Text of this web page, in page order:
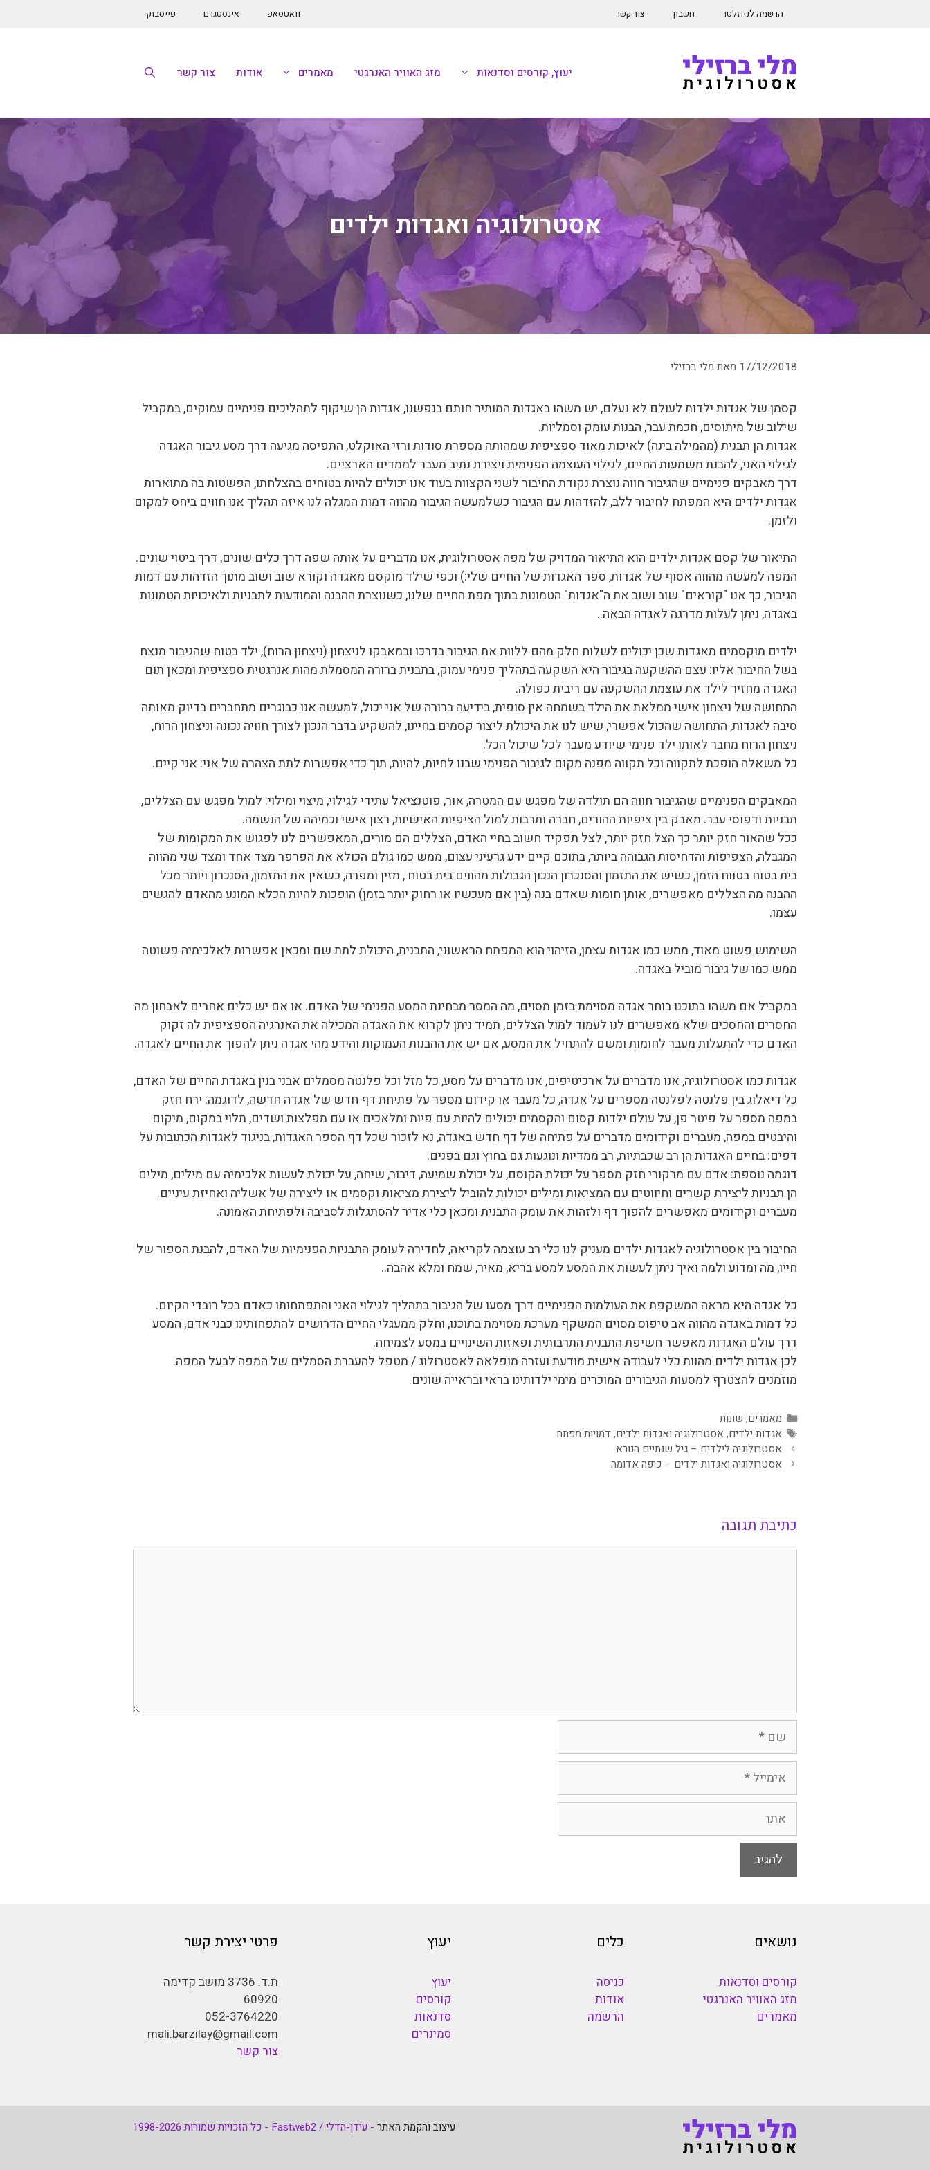
הרשמה לניוזלטר חשבון צור קשר פייסבוק אינסטגרם וואטסאפ
יעוץ, קורסים וסדנאות מזג האוויר האנרגטי מאמרים אודות צור קשר
אסטרולוגיה ואגדות ילדים
17/12/2018 מאת מלי ברזילי
קסמן של אגדות ילדות לעולם לא נעלם, יש משהו באגדות המותיר חותם בנפשנו, אגדות הן שיקוף לתהליכים פנימיים עמוקים, במקביל
שילוב של מיתוסים, חכמת עבר, הבנות עומק וסמליות.
אגדות הן תבנית (מהמילה בינה) לאיכות מאוד ספציפית שמהותה מספרת סודות ורזי האוקלט, התפיסה מגיעה דרך מסע גיבור האגדה
לגילוי האני, להבנת משמעות החיים, לגילוי העוצמה הפנימית ויצירת נתיב מעבר לממדים הארציים.
דרך מאבקים פנימיים שהגיבור חווה נוצרת נקודת החיבור לשני הקצוות בעוד אנו יכולים להיות בטוחים בהצלחתו, הפשטות בה מתוארות
אגדות ילדים היא המפתח לחיבור ללב, להזדהות עם הגיבור כשלמעשה הגיבור מהווה דמות המגלה לנו איזה תהליך אנו חווים ביחס למקום
ולזמן.
התיאור של קסם אגדות ילדים הוא התיאור המדויק של מפה אסטרולוגית, אנו מדברים על אותה שפה דרך כלים שונים, דרך ביטוי שונים.
המפה למעשה מהווה אסוף של אגדות, ספר האגדות של החיים שלי:) וכפי שילד מוקסם מאגדה וקורא שוב ושוב מתוך הזדהות עם דמות
הגיבור, כך אנו "קוראים" שוב ושוב את ה"אגדות" הטמונות בתוך מפת החיים שלנו, כשנוצרת ההבנה והמודעות לתבניות ולאיכויות הטמונות
באגדה, ניתן לעלות מדרגה לאגדה הבאה..
ילדים מוקסמים מאגדות שכן יכולים לשלוח חלק מהם ללוות את הגיבור בדרכו ובמאבקו לניצחון (ניצחון הרוח), ילד בטוח שהגיבור מנצח
בשל החיבור אליו: עצם ההשקעה בגיבור היא השקעה בתהליך פנימי עמוק, בתבנית ברורה המסמלת מהות אנרגטית ספציפית ומכאן תום
האגדה מחזיר לילד את עוצמת ההשקעה עם ריבית כפולה.
התחושה של ניצחון אישי ממלאת את הילד בשמחה אין סופית, בידיעה ברורה של אני יכול, למעשה אנו כבוגרים מתחברים בדיוק מאותה
סיבה לאגדות, התחושה שהכול אפשרי, שיש לנו את היכולת ליצור קסמים בחיינו, להשקיע בדבר הנכון לצורך חוויה נכונה וניצחון הרוח,
ניצחון הרוח מחבר לאותו ילד פנימי שיודע מעבר לכל שיכול הכל.
כל משאלה הופכת לתקווה וכל תקווה מפנה מקום לגיבור הפנימי שבנו לחיות, להיות, תוך כדי אפשרות לתת הצהרה של אני: אני קיים.
המאבקים הפנימיים שהגיבור חווה הם תולדה של מפגש עם המטרה, אור, פוטנציאל עתידי לגילוי, מיצוי ומילוי: למול מפגש עם הצללים,
תבניות ודפוסי עבר. מאבק בין ציפיות ההורים, חברה ותרבות למול הציפיות האישיות, רצון אישי וכמיהה של הנשמה.
ככל שהאור חזק יותר כך הצל חזק יותר, לצל תפקיד חשוב בחיי האדם, הצללים הם מורים, המאפשרים לנו לפגוש את המקומות של
המגבלה, הצפיפות והדחיסות הגבוהה ביותר, בתוכם קיים ידע גרעיני עצום, ממש כמו גולם הכולא את הפרפר מצד אחד ומצד שני מהווה
בית בטוח בטווח הזמן, כשיש את התזמון והסנכרון הנכון הגבולות מהווים בית בטוח , מזין ומפרה, כשאין את התזמון, הסנכרון ויותר מכל
ההבנה מה הצללים מאפשרים, אותן חומות שאדם בנה (בין אם מעכשיו או רחוק יותר בזמן) הופכות להיות הכלא המונע מהאדם להגשים
עצמו.
השימוש פשוט מאוד, ממש כמו אגדות עצמן, הזיהוי הוא המפתח הראשוני, התבנית, היכולת לתת שם ומכאן אפשרות לאלכימיה פשוטה
ממש כמו של גיבור מוביל באגדה.
במקביל אם משהו בתוכנו בוחר אגדה מסוימת בזמן מסוים, מה המסר מבחינת המסע הפנימי של האדם. או אם יש כלים אחרים לאבחון מה
החסרים והחסכים שלא מאפשרים לנו לעמוד למול הצללים, תמיד ניתן לקרוא את האגדה המכילה את האנרגיה הספציפית לה זקוק
האדם כדי להתעלות מעבר לחומות ומשם להתחיל את המסע, אם יש את ההבנות העמוקות והידע מהי אגדה ניתן להפוך את החיים לאגדה.
אגדות כמו אסטרולוגיה, אנו מדברים על ארכיטיפים, אנו מדברים על מסע, כל מזל וכל פלנטה מסמלים אבני בנין באגדת החיים של האדם,
כל דיאלוג בין פלנטה לפלנטה מספרים על אגדה, כל מעבר או קידום מספר על פתיחת דף חדש של אגדה חדשה, לדוגמה: ירח חזק
במפה מספר על פיטר פן, על עולם ילדות קסום והקסמים יכולים להיות עם פיות ומלאכים או עם מפלצות ושדים, תלוי במקום, מיקום
והיבטים במפה, מעברים וקידומים מדברים על פתיחה של דף חדש באגדה, נא לזכור שכל דף הספר האגדות, בניגוד לאגדות הכתובות על
דפים: בחיים האגדות הן רב שכבתיות, רב ממדיות ונוגעות גם בחוץ וגם בפנים.
דוגמה נוספת: אדם עם מרקורי חזק מספר על יכולת הקוסם, על יכולת שמיעה, דיבור, שיחה, על יכולת לעשות אלכימיה עם מילים, מילים
הן תבניות ליצירת קשרים וחיווטים עם המציאות ומילים יכולות להוביל ליצירת מציאות וקסמים או ליצירה של אשליה ואחיזת עיניים.
מעברים וקידומים מאפשרים להפוך דף ולזהות את עומק התבנית ומכאן כלי אדיר להסתגלות לסביבה ולפתיחת האמונה.
החיבור בין אסטרולוגיה לאגדות ילדים מעניק לנו כלי רב עוצמה לקריאה, לחדירה לעומק התבניות הפנימיות של האדם, להבנת הספור של
חייו, מה ומדוע ולמה ואיך ניתן לעשות את המסע למסע בריא, מאיר, שמח ומלא אהבה..
כל אגדה היא מראה המשקפת את העולמות הפנימיים דרך מסעו של הגיבור בתהליך לגילוי האני והתפתחותו כאדם בכל רובדי הקיום.
כל דמות באגדה מהווה אב טיפוס מסוים המשקף מערכת מסוימת בתוכנו, וחלק ממעגלי החיים הדרושים להתפחותינו כבני אדם, המסע
דרך עולם האגדות מאפשר חשיפת התבנית התרבותית ופאזות השינויים במסע לצמיחה.
לכן אגדות ילדים מהוות כלי לעבודה אישית מודעת ועזרה מופלאה לאסטרולוג / מטפל להעברת הסמלים של המפה לבעל המפה.
מוזמנים להצטרף למסעות הגיבורים המוכרים מימי ילדותינו בראי ובראייה שונים.
קטגוריות
מאמרים, שונות
תגיות
אגדות ילדים, אסטרולוגיה ואגדות ילדים, דמויות מפתח
אסטרולוגיה לילדים – גיל שנתיים הנורא
אסטרולוגיה ואגדות ילדים – כיפה אדומה
כתיבת תגובה
נושאים
קורסים וסדנאות
מזג האוויר האנרגטי
מאמרים
כלים
כניסה
אודות
הרשמה
יעוץ
יעוץ
קורסים
סדנאות
סמינרים
פרטי יצירת קשר
ת.ד. 3736 מושב קדימה
60920
052-3764220
mali.barzilay@gmail.com
צור קשר
עיצוב והקמת האתר - עידן-הדלי / Fastweb2 - כל הזכויות שמורות 1998-2026